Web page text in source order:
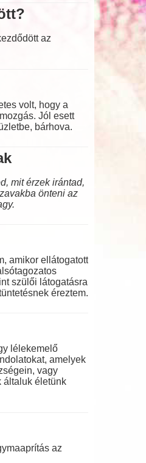
az
volt, hogy a
Jól esett
bárhova.
mit érzek irántad,
önteni az
amikor ellátogatott
szülői látogatásra
éreztem.
lélekemelő
amelyek
vagy
általuk életünk
az